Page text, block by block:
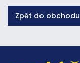
Zpět do obchodu